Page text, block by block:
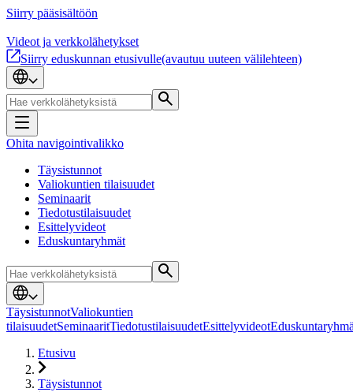
Siirry pääsisältöön
Videot ja verkkolähetykset
Siirry eduskunnan etusivulle(avautuu uuteen välilehteen)
Ohita navigointivalikko
Täysistunnot
Valiokuntien tilaisuudet
Seminaarit
Tiedotustilaisuudet
Esittelyvideot
Eduskuntaryhmät
TäysistunnotValiokuntien
tilaisuudetSeminaaritTiedotustilaisuudetEsittelyvideot
Etusivu
Täysistunnot